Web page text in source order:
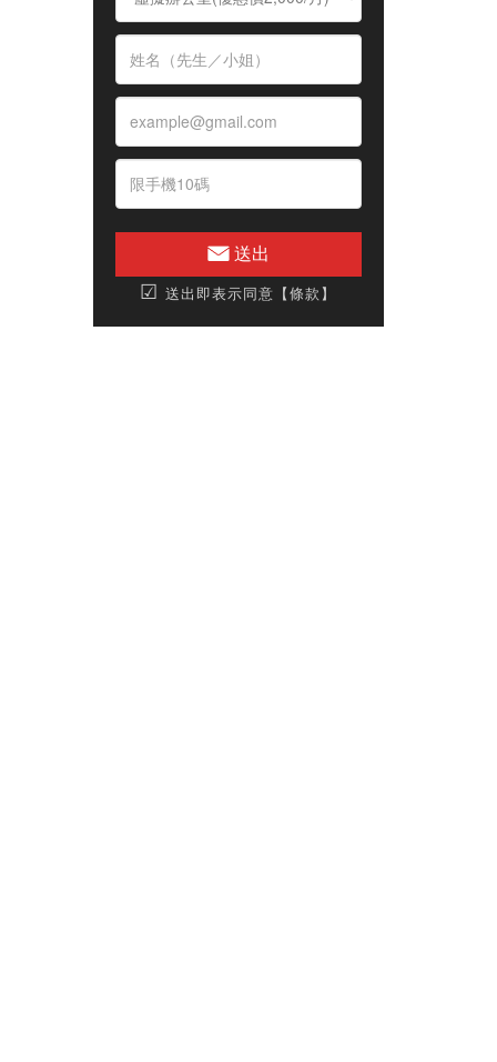
送出
☑送出即表示同意【條款】